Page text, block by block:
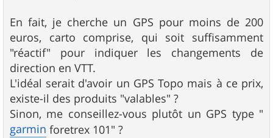
En fait, je cherche un GPS pour moins de 200
euros, carto comprise, qui soit suffisamment
"réactif" pour indiquer les changements de
direction en VTT.
L'idéal serait d'avoir un GPS Topo mais à ce prix,
existe-il des produits "valables" ?
Sinon, me conseillez-vous plutôt un GPS type "
garmin foretrex 101" ?